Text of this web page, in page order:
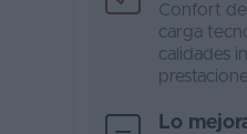
Confort
carga
calidades
Lo